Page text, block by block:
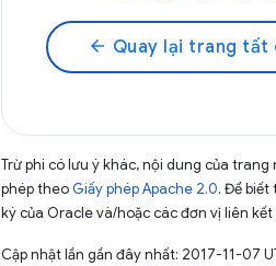
arrow_back Quay lại trang tất
Trừ phi có lưu ý khác, nội dung của
phép theo Giấy phép Apache 2.0. Để
ký của Oracle và/hoặc các đơn vị liên
Cập nhật lần gần đây nhất: 2017-11-07